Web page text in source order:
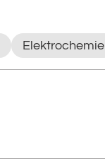
Elektrochemie